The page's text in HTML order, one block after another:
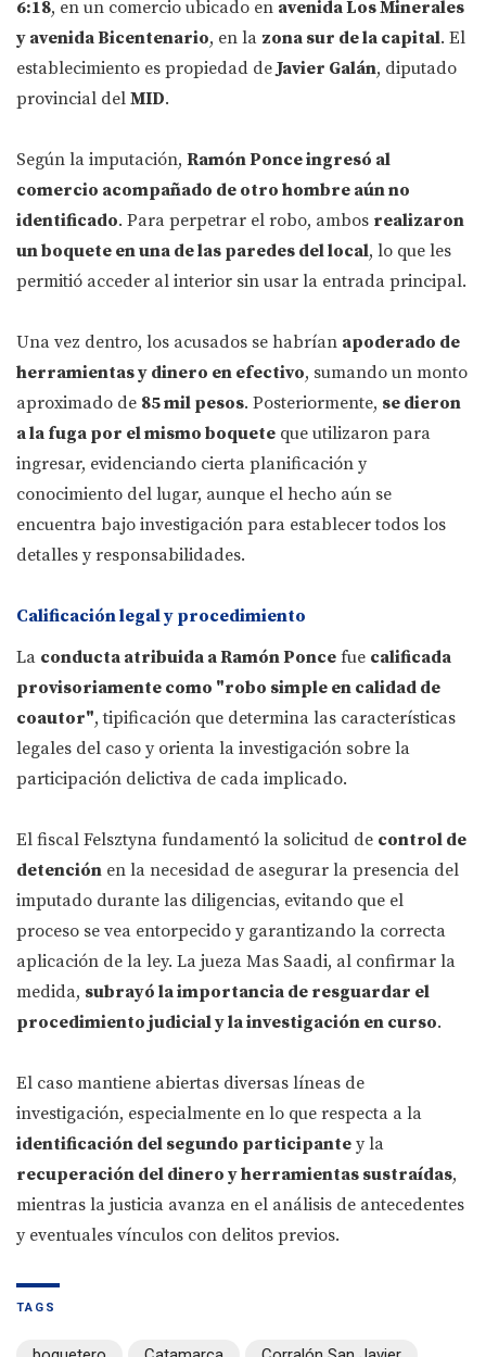
6:18, en un comercio ubicado en avenida Los Minerales
y avenida Bicentenario, en la zona sur de la capital. El
establecimiento es propiedad deJavier Galán, diputado
provincial del MID.
Según la imputación, Ramón Ponce ingresó al
comercio acompañado de otro hombre aún no
identificado. Para perpetrar el robo, ambos realizaron
un boquete en una de las paredes del local, lo que les
permitió acceder al interior sin usar la entrada principal.
Una vez dentro, los acusados se habrían apoderado de
herramientas y dinero en efectivo, sumando un monto
aproximado de 85 mil pesos. Posteriormente, se dieron
a la fuga por el mismo boquete que utilizaron para
ingresar, evidenciando cierta planificación y
conocimiento del lugar, aunque el hecho aún se
encuentra bajo investigación para establecer todos los
detalles y responsabilidades.
Calificación legal y procedimiento
La conducta atribuida a Ramón Ponce fue calificada
provisoriamente como "robo simple en calidad de
coautor", tipificación que determina las características
legales del caso y orienta la investigación sobre la
participación delictiva de cada implicado.
El fiscal Felsztyna fundamentó la solicitud de control de
detención en la necesidad de asegurar la presencia del
imputado durante las diligencias, evitando que el
proceso se vea entorpecido y garantizando la correcta
aplicación de la ley. La jueza Mas Saadi, al confirmar la
medida, subrayó la importancia de resguardar el
procedimiento judicial y la investigación en curso.
El caso mantiene abiertas diversas líneas de
investigación, especialmente en lo que respecta a la
identificación del segundo participante y la
recuperación del dinero y herramientas sustraídas,
mientras la justicia avanza en el análisis de antecedentes
y eventuales vínculos con delitos previos.
TAGS